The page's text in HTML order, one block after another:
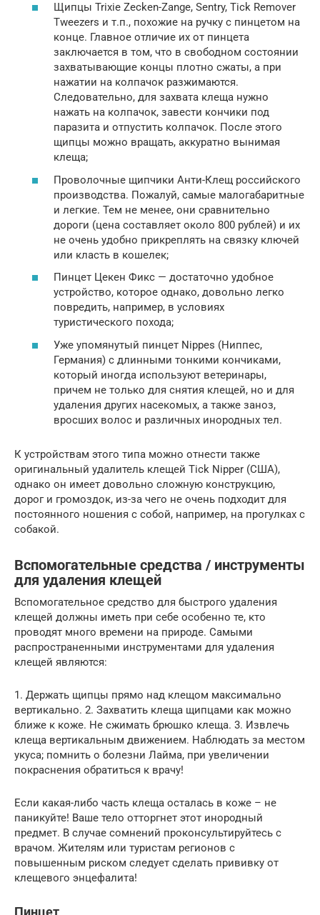
Щипцы Trixie Zecken-Zange, Sentry, Tick Remover
Tweezers и т.п., похожие на ручку с пинцетом на
конце. Главное отличие их от пинцета
заключается в том, что в свободном состоянии
захватывающие концы плотно сжаты, а при
нажатии на колпачок разжимаются.
Следовательно, для захвата клеща нужно
нажать на колпачок, завести кончики под
паразита и отпустить колпачок. После этого
щипцы можно вращать, аккуратно вынимая
клеща;
Проволочные щипчики Анти-Клещ российского
производства. Пожалуй, самые малогабаритные
и легкие. Тем не менее, они сравнительно
дороги (цена составляет около 800 рублей) и их
не очень удобно прикреплять на связку ключей
или класть в кошелек;
Пинцет Цекен Фикс — достаточно удобное
устройство, которое однако, довольно легко
повредить, например, в условиях
туристического похода;
Уже упомянутый пинцет Nippes (Ниппес,
Германия) с длинными тонкими кончиками,
который иногда используют ветеринары,
причем не только для снятия клещей, но и для
удаления других насекомых, а также заноз,
вросших волос и различных инородных тел.
К устройствам этого типа можно отнести также
оригинальный удалитель клещей Tick Nipper (США),
однако он имеет довольно сложную конструкцию,
дорог и громоздок, из-за чего не очень подходит для
постоянного ношения с собой, например, на прогулках с
собакой.
Вспомогательные средства / инструменты
для удаления клещей
Вспомогательное средство для быстрого удаления
клещей должны иметь при себе особенно те, кто
проводят много времени на природе. Самыми
распространенными инструментами для удаления
клещей являются:
1. Держать щипцы прямо над клещом максимально
вертикально. 2. Захватить клеща щипцами как можно
ближе к коже. Не сжимать брюшко клеща. 3. Извлечь
клеща вертикальным движением. Наблюдать за местом
укуса; помнить о болезни Лайма, при увеличении
покраснения обратиться к врачу!
Если какая-либо часть клеща осталась в коже – не
паникуйте! Ваше тело отторгнет этот инородный
предмет. В случае сомнений проконсультируйтесь с
врачом. Жителям или туристам регионов с
повышенным риском следует сделать прививку от
клещевого энцефалита!
Пинцет